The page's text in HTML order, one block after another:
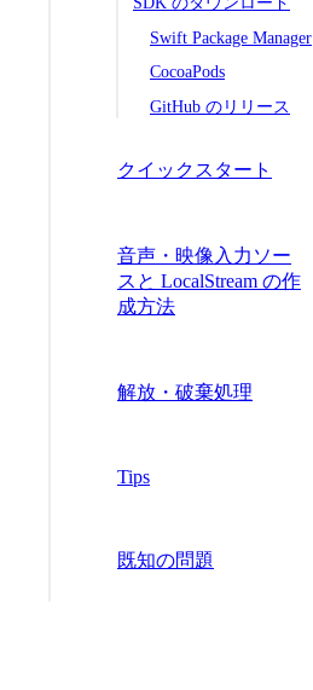
Swift Package Manager
CocoaPods
GitHub のリリース
クイックスタート
音声・映像入力ソー
スと LocalStream の作
成方法
解放・破棄処理
Tips
既知の問題